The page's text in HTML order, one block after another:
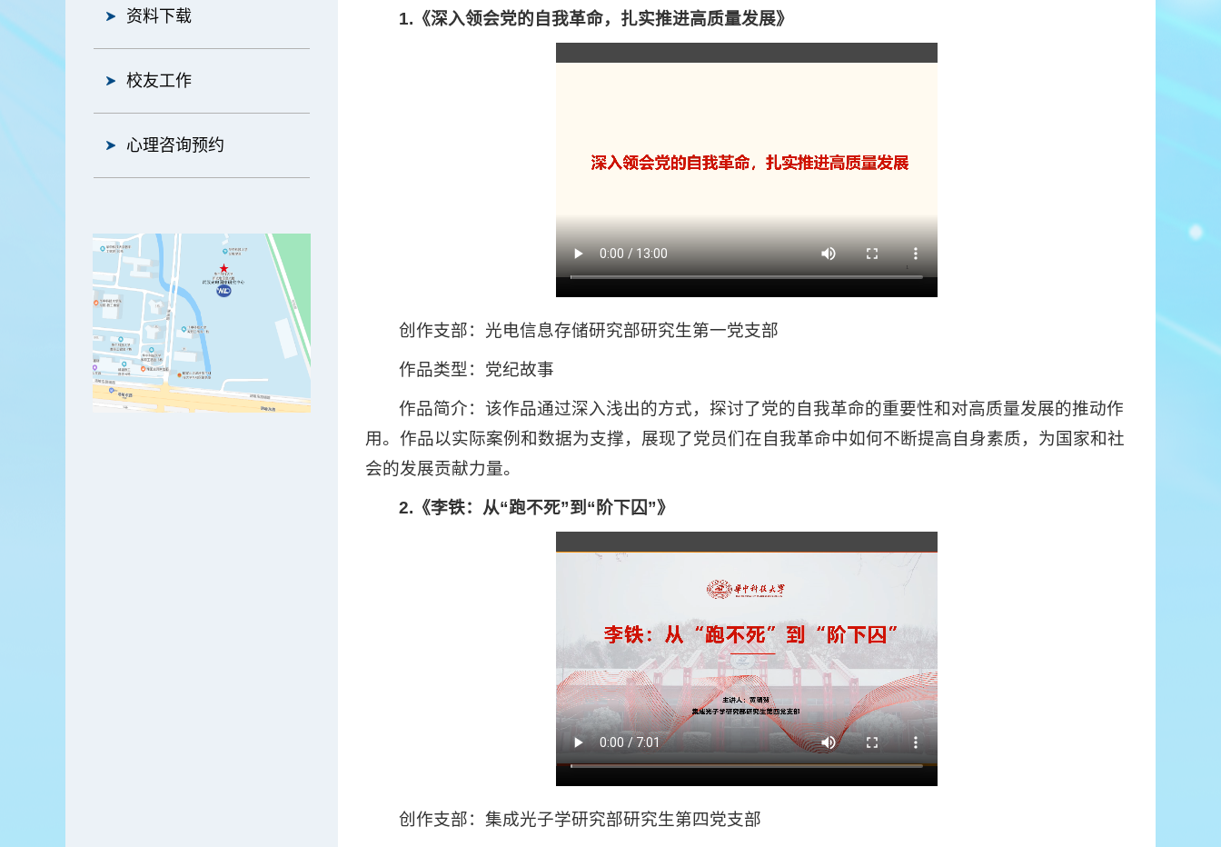
资料下载
校友工作
心理咨询预约
1.《深入领会党的自我革命，扎实推进高质量发展》
创作支部：光电信息存储研究部研究生第一党支部
作品类型：党纪故事
作品简介：该作品通过深入浅出的方式，探讨了党的自我革命的重要性和对高质量发展的推动作
用。作品以实际案例和数据为支撑，展现了党员们在自我革命中如何不断提高自身素质，为国家和社
会的发展贡献力量。
2.《李铁：从“跑不死”到“阶下囚”》
创作支部：集成光子学研究部研究生第四党支部